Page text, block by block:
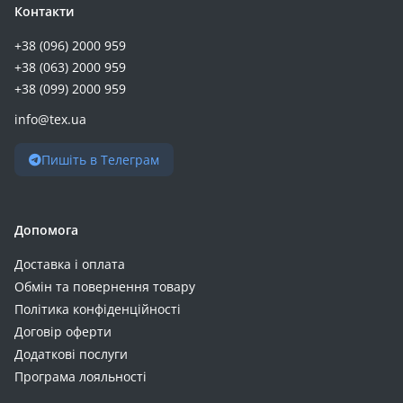
Realme 10 (+3)
Realme 12 Plus (+3)
Realme 14T (+3)
Realme 16 (+3)
Realme 5/6i (+3)
Realme C30 (+3)
Realme C75 4G / Realme C75x 4G (+3)
Realme Note 80 (+3)
Samsung Galaxy A255 A25 (+3)
Samsung Galaxy A36 A366 (+3)
Samsung Galaxy A56 A566 (+3)
Samsung A566 (+3)
Samsung Galaxy A576 A57 (+3)
Контакти
+38 (096) 2000 959
+38 (063) 2000 959
+38 (099) 2000 959
info@tex.ua
Пишіть в Телеграм
Допомога
Доставка і оплата
Обмін та повернення товару
Політика конфіденційності
Договір оферти
Додаткові послуги
Програма лояльності